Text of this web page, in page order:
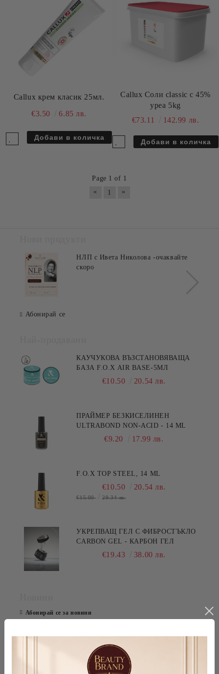
Callux крем класик 25мл.
€3.50 6.85 лв.
Callux Соли classic с 45%
уреа 5kg
€73.11
142.99 лв.
Page 1 of 1
«
1 »
НЛП с Ивета Николова -очаквайте
скоро
Абонирай се
КАУЧУКОВА ВЪЗСТАНОВЯВАЩА
БАЗА F.O.X AIR BASE-5МЛ
€10.50 20.54 лв.
ПРАЙМЕР БЕЗКИСЕЛИНЕН
ULTRABOND NON-ACID - 14 ML
€9.20 17.99 лв.
F.O.X TOP STEEL, 14 ML
€10.50 20.54 лв.
€15.00 29.34 лв.
УКРЕПВАЩ ГЕЛ С ФИБРОСТЪКЛО
CARBON GEL - КАРБОН ГЕЛ
€19.43 38.00 лв.
Абонирай се за новини